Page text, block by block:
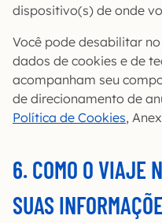
dispositivo(s) de onde
Você pode desabilitar
dados de cookies e de
acompanham seu
de direcionamento de
Política de Cookies,
6. COMO O VIAJE
SUAS